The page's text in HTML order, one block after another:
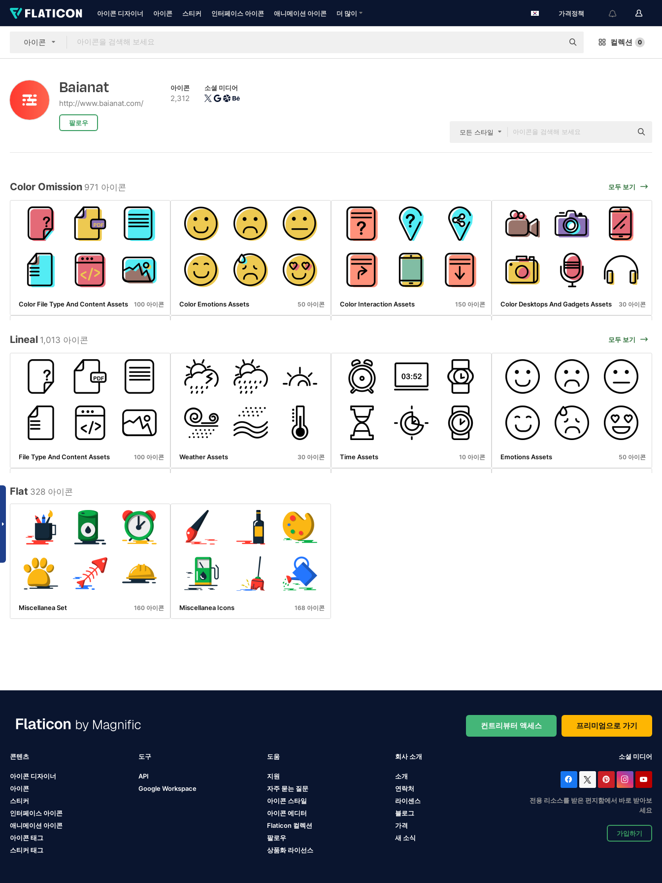
아이콘 디자이너 아이콘 스티커 인터페이스 아이콘 애니메이션 아이콘 더 많이 가격정책
아이콘 컬렉션 0
Baianat
http://www.baianat.com/
팔로우
아이콘
2,312
소셜 미디어
모든 스타일
Color Omission 971 아이콘 모두 보기
Color File Type And Content Assets 100 아이콘 Color Emotions Assets 50 아이콘 Color Interaction Assets 150 아이콘 Color Desktops And Gadgets Assets 30 아이콘
Color Windows Assets 30 아이콘 Time Assets Color User Interface Assets 20 아이콘 Color Travel And Transport Assets 40 아이콘
Lineal 1,013 아이콘 모두 보기
File Type And Content Assets 100 아이콘 Weather Assets 30 아이콘 Time Assets 10 아이콘 Emotions Assets 50 아이콘
Interaction Assets 150 아이콘 Desktop And Gadgets Assets 30 아이콘
Flat 328 아이콘
Miscellanea Set 160 아이콘 Miscellanea Icons 168 아이콘
컨트리뷰터 액세스 프리미엄으로 가기
콘텐츠
아이콘 디자이너
아이콘
스티커
인터페이스 아이콘
애니메이션 아이콘
아이콘 태그
스티커 태그
도구
API
Google Workspace
도움
지원
자주 묻는 질문
아이콘 스타일
아이콘 에디터
Flaticon 컬렉션
팔로우
상품화 라이선스
회사 소개
소개
연락처
라이센스
블로그
가격
새 소식
소셜 미디어
전용 리소스를 받은 편지함에서 바로 받아보
세요
가입하기